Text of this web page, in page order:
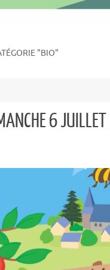
"BIO"
6